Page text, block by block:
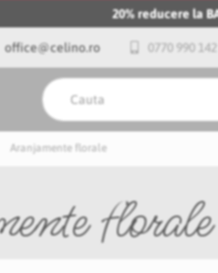
20% reducere la
office@celino.ro 0770 990 142
Aranjamente florale
florale